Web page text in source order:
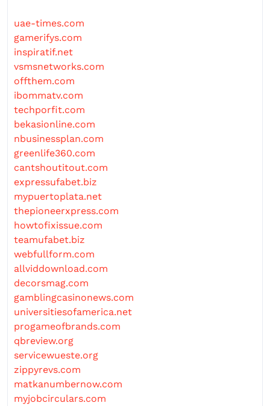
uae-times.com
gamerifys.com
inspiratif.net
vsmsnetworks.com
offthem.com
ibommatv.com
techporfit.com
bekasionline.com
nbusinessplan.com
greenlife360.com
cantshoutitout.com
expressufabet.biz
mypuertoplata.net
thepioneerxpress.com
howtofixissue.com
teamufabet.biz
webfullform.com
allviddownload.com
decorsmag.com
gamblingcasinonews.com
universitiesofamerica.net
progameofbrands.com
qbreview.org
servicewueste.org
zippyrevs.com
matkanumbernow.com
myjobcirculars.com